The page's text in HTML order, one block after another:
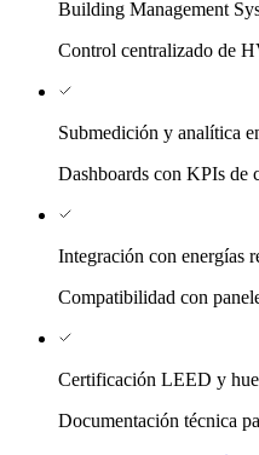
Building Management
Control centralizado de
Submedición y analítica
Dashboards con KPIs de
Integración con energías
Compatibilidad con
Certificación LEED y
Documentación técnica